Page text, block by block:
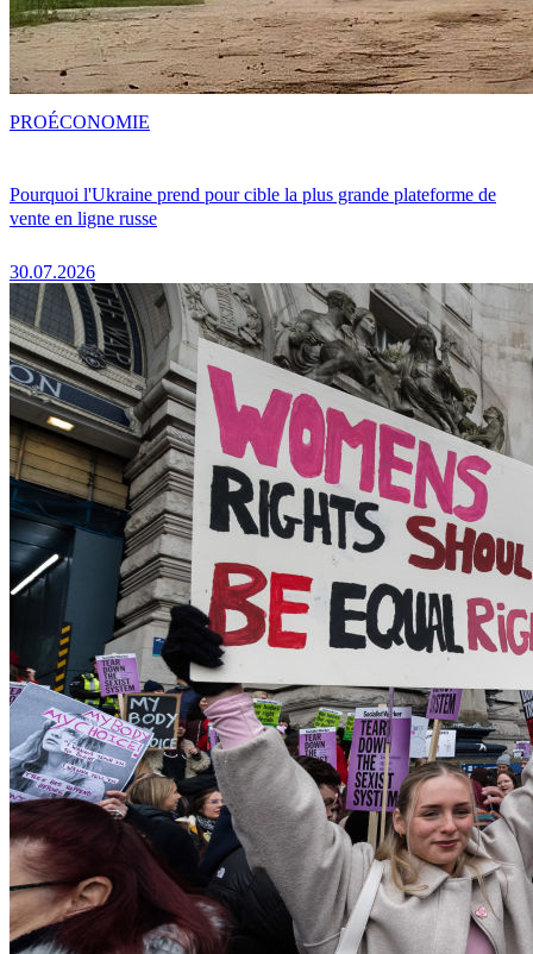
Pourquoi l'Ukraine prend pour cible la plus grande plateforme de
vente en ligne russe
30.07.2026
PROÉCONOMIE